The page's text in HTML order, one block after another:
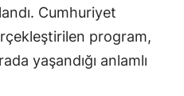
Cumhuriyet
program,
yaşandığı anlamlı